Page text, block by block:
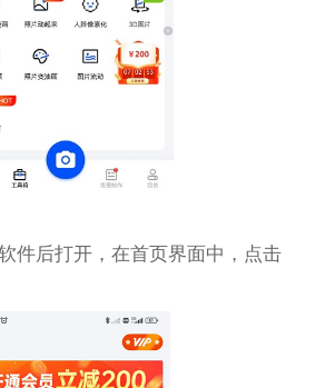
件后打开，在首页界面中，点击